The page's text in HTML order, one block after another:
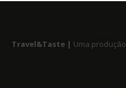
Travel&Taste | Uma produção